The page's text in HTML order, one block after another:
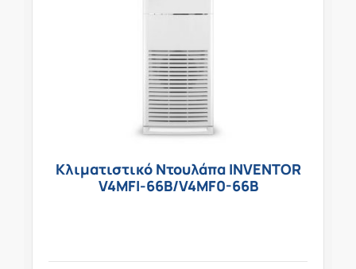
Κλιματιστικό Ντουλάπα INVENTOR
V4MFI-66B/V4MF0-66B